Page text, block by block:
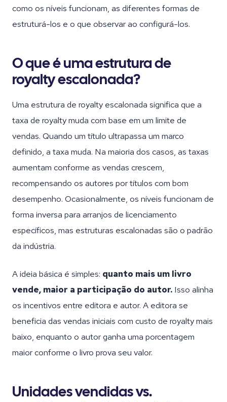
como os níveis funcionam, as diferentes formas de
estruturá-los e o que observar ao configurá-los.
O que é uma estrutura de
royalty escalonada?
Uma estrutura de royalty escalonada significa que a
taxa de royalty muda com base em um limite de
vendas. Quando um título ultrapassa um marco
definido, a taxa muda. Na maioria dos casos, as taxas
aumentam conforme as vendas crescem,
recompensando os autores por títulos com bom
desempenho. Ocasionalmente, os níveis funcionam de
forma inversa para arranjos de licenciamento
específicos, mas estruturas escalonadas são o padrão
da indústria.
A ideia básica é simples: quanto mais um livro
vende, maior a participação do autor. Isso alinha
os incentivos entre editora e autor. A editora se
beneficia das vendas iniciais com custo de royalty mais
baixo, enquanto o autor ganha uma porcentagem
maior conforme o livro prova seu valor.
Unidades vendidas vs.